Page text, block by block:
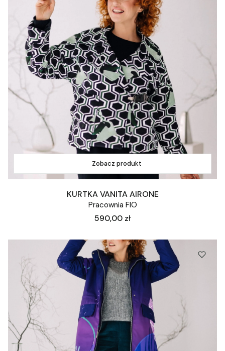
Zobacz produkt
KURTKA VANITA AIRONE
Pracownia FIO
Cena
590,00 zł